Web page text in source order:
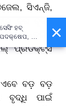
ସିଏନ୍ଜି,
ଦର ବୃଦ୍ଧି
ସନ୍ତୁଳିତ
ପ୍ରଡକ୍ଟ୍ସ
ବଡ଼ ବଡ଼
ବୃଦ୍ଧି ପାଇଁ
×
ହବ୍
୪୨
ସୁଯୋଗ